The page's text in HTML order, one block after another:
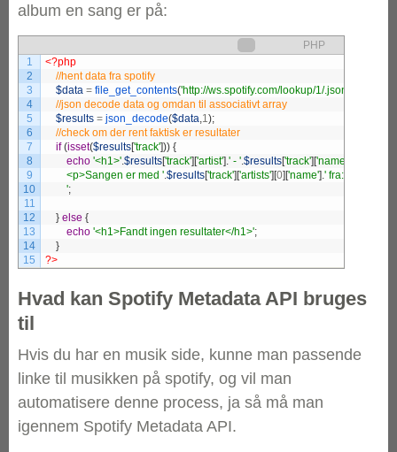
album en sang er på:
PHP
1
2
3
4
5
6
7
8
9
10
11
12
13
14
15
<?php
$data = file_get_contents('http://ws.spotify.com/lookup/1/
$results = json_decode($data,1);
if (isset($results['track'])) {
echo '<h1>'.$results['track'] ['artist'].' - '.$results['track'] ['name'
<p>Sangen er med '.$results['track'] ['artists'] [0] ['name'].' fra: '
';
} else {
echo '<h1>Fandt ingen resultater</h1>';
}
?>
Hvad kan Spotify Metadata API bruges
til
Hvis du har en musik side, kunne man passende
linke til musikken på spotify, og vil man
automatisere denne process, ja så må man
igennem Spotify Metadata API.